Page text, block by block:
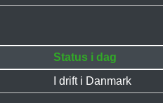
Status i dag
I drift i Danmark